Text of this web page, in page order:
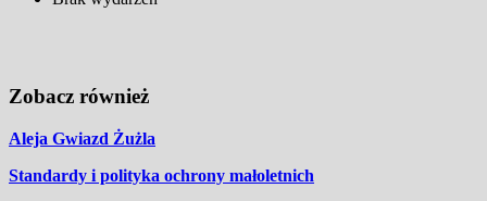
Zobacz również
Aleja Gwiazd Żużla
Standardy i polityka ochrony małoletnich